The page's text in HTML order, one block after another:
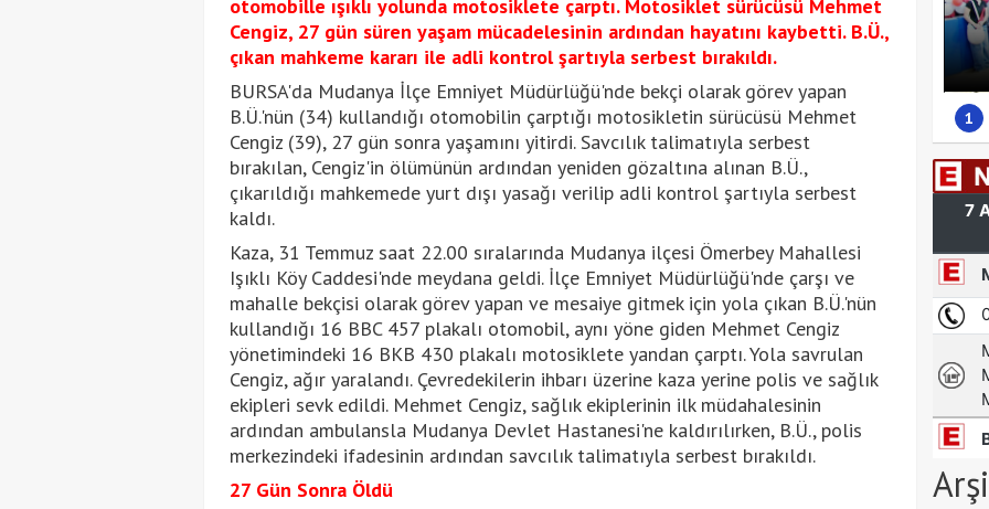
otomobille ışıklı yolunda motosiklete çarptı. Motosiklet sürücüsü Mehmet
Cengiz, 27 gün süren yaşam mücadelesinin ardından hayatını kaybetti. B.Ü.,
çıkan mahkeme kararı ile adli kontrol şartıyla serbest bırakıldı.
BURSA'da Mudanya İlçe Emniyet Müdürlüğü'nde bekçi olarak görev yapan
B.Ü.'nün (34) kullandığı otomobilin çarptığı motosikletin sürücüsü Mehmet
Cengiz (39), 27 gün sonra yaşamını yitirdi. Savcılık talimatıyla serbest
bırakılan, Cengiz'in ölümünün ardından yeniden gözaltına alınan B.Ü.,
çıkarıldığı mahkemede yurt dışı yasağı verilip adli kontrol şartıyla serbest
kaldı.
Kaza, 31 Temmuz saat 22.00 sıralarında Mudanya ilçesi Ömerbey Mahallesi
Işıklı Köy Caddesi'nde meydana geldi. İlçe Emniyet Müdürlüğü'nde çarşı ve
mahalle bekçisi olarak görev yapan ve mesaiye gitmek için yola çıkan B.Ü.'nün
kullandığı 16 BBC 457 plakalı otomobil, aynı yöne giden Mehmet Cengiz
yönetimindeki 16 BKB 430 plakalı motosiklete yandan çarptı. Yola savrulan
Cengiz, ağır yaralandı. Çevredekilerin ihbarı üzerine kaza yerine polis ve sağlık
ekipleri sevk edildi. Mehmet Cengiz, sağlık ekiplerinin ilk müdahalesinin
ardından ambulansla Mudanya Devlet Hastanesi'ne kaldırılırken, B.Ü., polis
merkezindeki ifadesinin ardından savcılık talimatıyla serbest bırakıldı.
27 Gün Sonra Öldü
1